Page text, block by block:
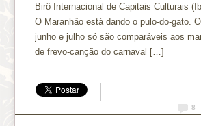
Birô Internacional de Capitais Culturais
O Maranhão está dando o pulo-do-gato.
junho e julho só são comparáveis aos
de frevo-canção do carnaval […]
8